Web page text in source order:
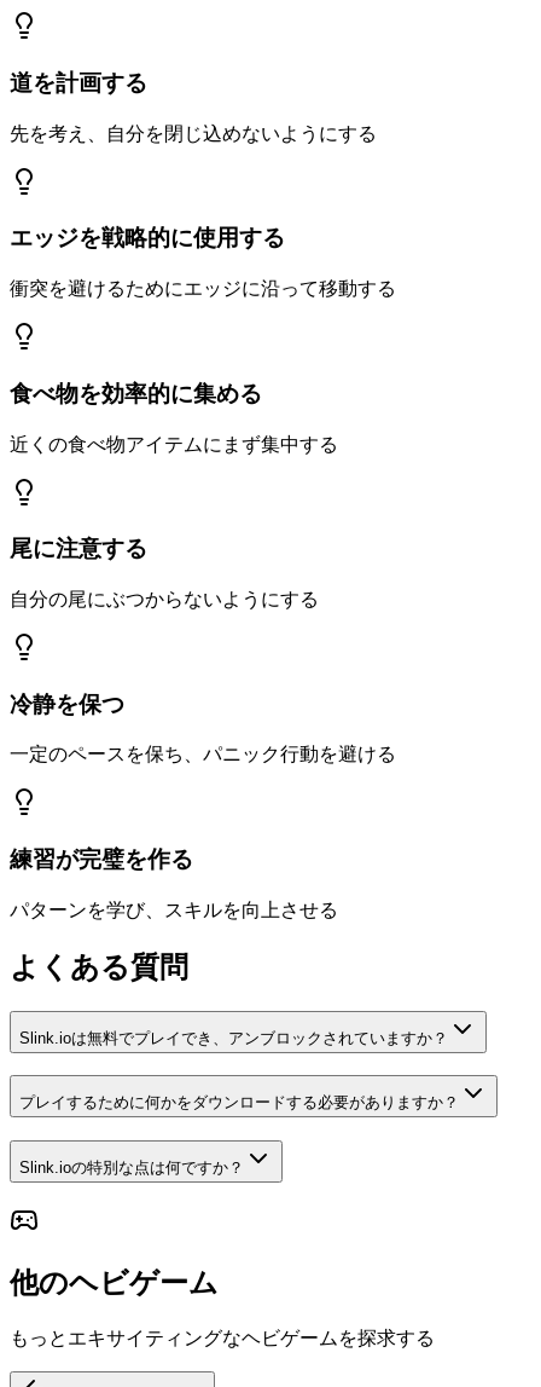
道を計画する
先を考え、自分を閉じ込めないようにする
エッジを戦略的に使用する
衝突を避けるためにエッジに沿って移動する
食べ物を効率的に集める
近くの食べ物アイテムにまず集中する
尾に注意する
自分の尾にぶつからないようにする
冷静を保つ
一定のペースを保ち、パニック行動を避ける
練習が完璧を作る
パターンを学び、スキルを向上させる
よくある質問
Slink.ioは無料でプレイでき、アンブロックされていますか？
プレイするために何かをダウンロードする必要がありますか？
Slink.ioの特別な点は何ですか？
他のヘビゲーム
もっとエキサイティングなヘビゲームを探求する